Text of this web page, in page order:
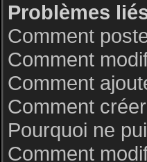
Problèmes
Comment
Comment
Comment
Comment
Pourquoi ne
Comment